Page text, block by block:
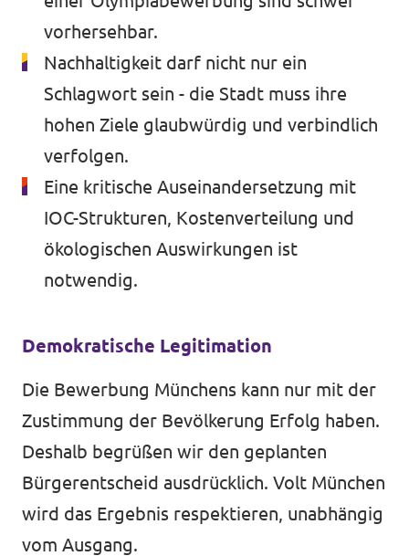
vorhersehbar.
Nachhaltigkeit darf nicht nur ein
Schlagwort sein - die Stadt muss ihre
hohen Ziele glaubwürdig und verbindlich
verfolgen.
Eine kritische Auseinandersetzung mit
IOC-Strukturen, Kostenverteilung und
ökologischen Auswirkungen ist
notwendig.
Demokratische Legitimation
Die Bewerbung Münchens kann nur mit der
Zustimmung der Bevölkerung Erfolg haben.
Deshalb begrüßen wir den geplanten
Bürgerentscheid ausdrücklich. Volt München
wird das Ergebnis respektieren, unabhängig
vom Ausgang.